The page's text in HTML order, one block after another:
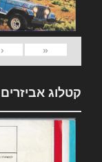
«
‹
קטלוג אביזרים 1979 Jeep